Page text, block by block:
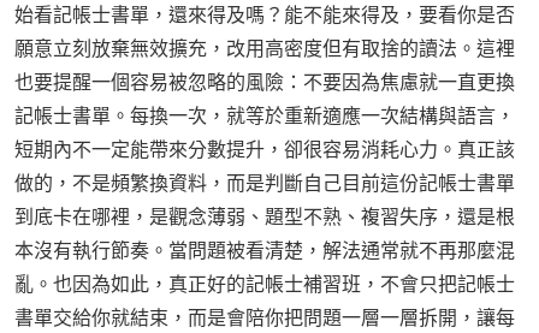
始看記帳士書單，還來得及嗎？能不能來得及，要看你是否
願意立刻放棄無效擴充，改用高密度但有取捨的讀法。這裡
也要提醒一個容易被忽略的風險：不要因為焦慮就一直更換
記帳士書單。每換一次，就等於重新適應一次結構與語言，
短期內不一定能帶來分數提升，卻很容易消耗心力。真正該
做的，不是頻繁換資料，而是判斷自己目前這份記帳士書單
到底卡在哪裡，是觀念薄弱、題型不熟、複習失序，還是根
本沒有執行節奏。當問題被看清楚，解法通常就不再那麼混
亂。也因為如此，真正好的記帳士補習班，不會只把記帳士
書單交給你就結束，而是會陪你把問題一層一層拆開，讓每